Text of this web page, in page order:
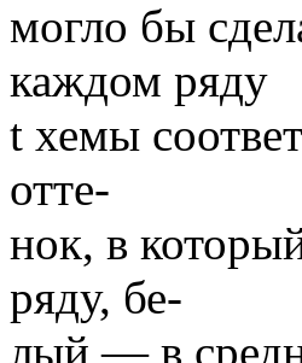
могло бы
каждом ряду
t хемы
отте-
нок, в
ряду, бе-
лый — в